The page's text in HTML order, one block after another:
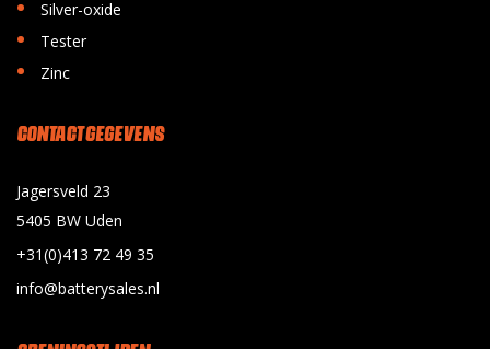
• Silver-oxide
• Tester
• Zinc
CONTACT GEGEVENS
Jagersveld 23
5405 BW Uden
+31(0)413 72 49 35
info@batterysales.nl